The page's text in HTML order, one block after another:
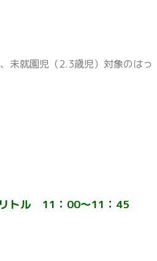
未就園児（2.3歳児）対象のはっ
ル 11：00～11：45